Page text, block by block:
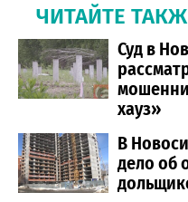
ЧИТАЙТЕ
Суд в
хауз»
В
дело об